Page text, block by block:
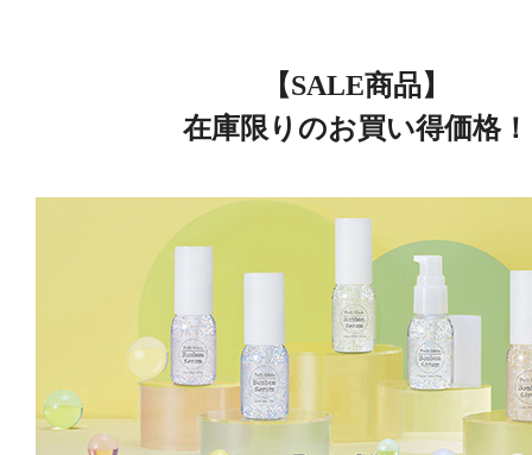
【SALE商品】
在庫限りのお買い得価格！